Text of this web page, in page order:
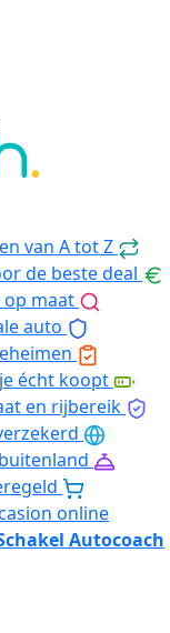
van A tot Z
de beste deal
op maat
auto
écht koopt
en rijbereik
online
Autocoach